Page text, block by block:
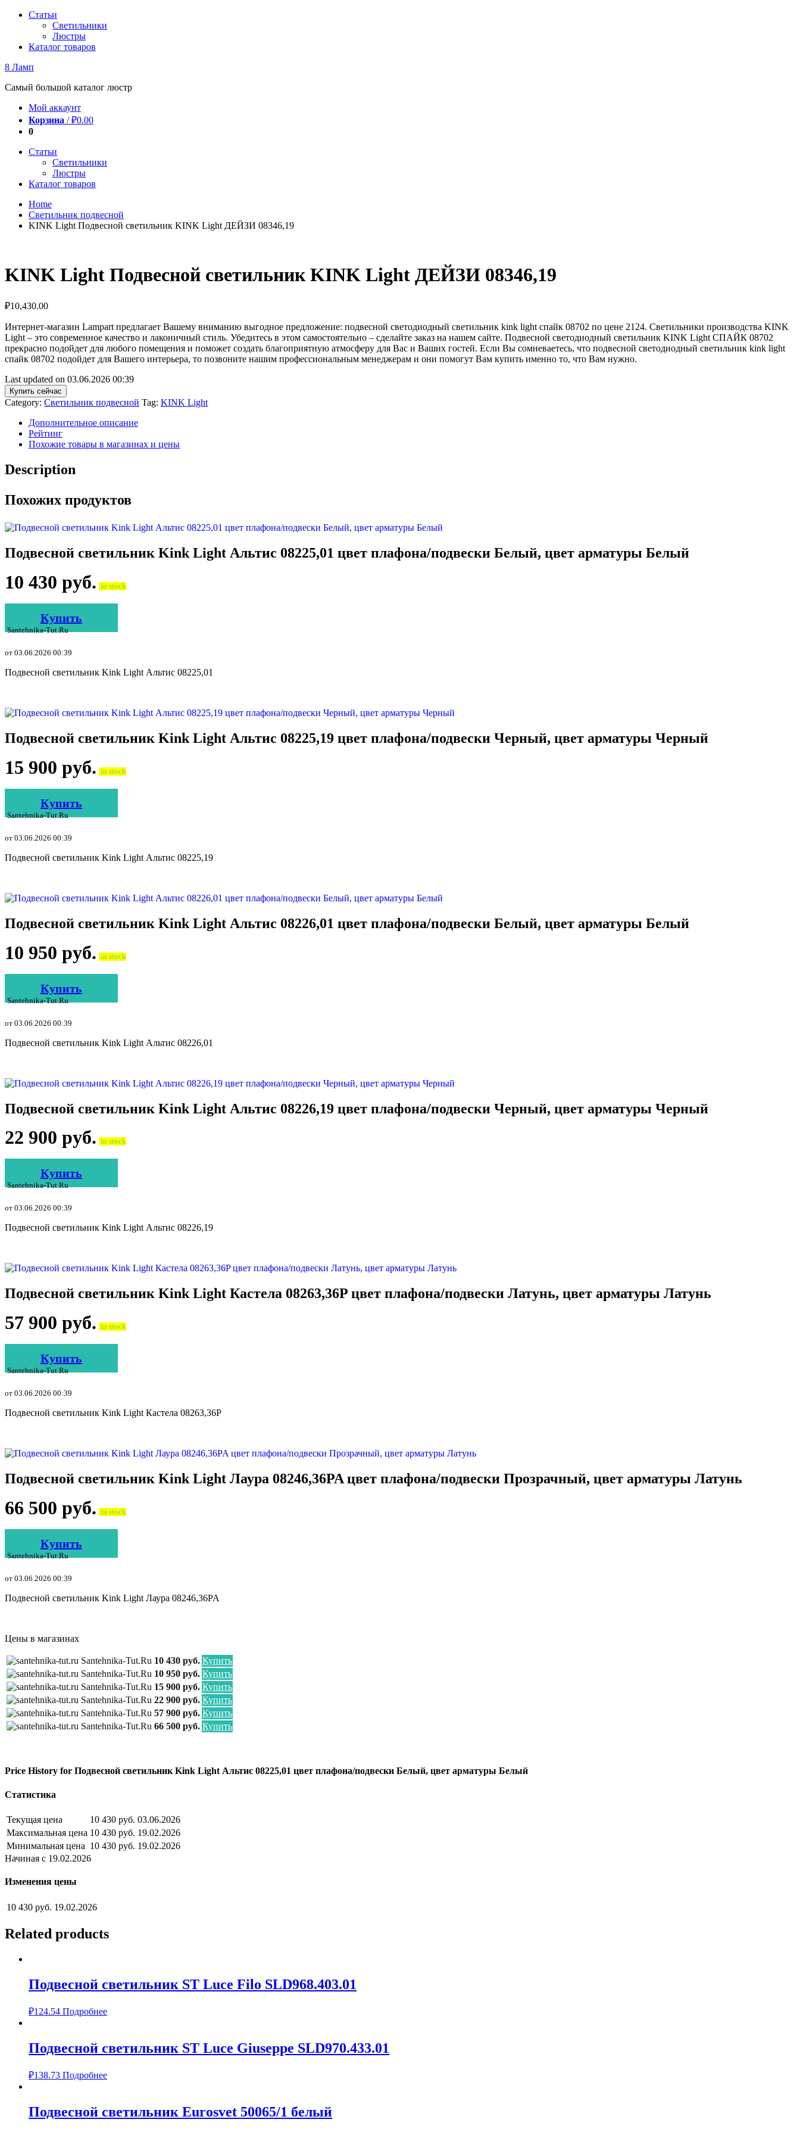
Перейти
содержимому
Статьи
Светильники
Люстры
Каталог товаров
8 Ламп
Самый большой каталог люстр
Мой аккаунт
Корзина /₽0.00
0
Статьи
Светильники
Люстры
Каталог товаров
Home
Светильник подвесной
KINK Light Подвесной светильник KINK Light ДЕЙЗИ 08346,19
KINK Light Подвесной светильник KINK Light ДЕЙЗИ 08346,19
₽10,430.00
Интернет-магазин Lampart предлагает Вашему вниманию выгодное предложение: подвесной светодиодный светильник kink light спайк 08702 по цене 2124. Светильники производства KINK
Light – это современное качество и лаконичный стиль. Убедитесь в этом самостоятельно – сделайте заказ на нашем сайте. Подвесной светодиодный светильник KINK Light СПАЙК 08702
прекрасно подойдет для любого помещения и поможет создать благоприятную атмосферу для Вас и Ваших гостей. Если Вы сомневаетесь, что подвесной светодиодный светильник kink light
спайк 08702 подойдет для Вашего интерьера, то позвоните нашим профессиональным менеджерам и они помогут Вам купить именно то, что Вам нужно.
Last updated on 03.06.2026 00:39
Купить сейчас
Category: Светильник подвесной Tag: KINK Light
Дополнительное описание
Рейтинг
Похожие товары в магазинах и цены
Description
Похожих продуктов
Подвесной светильник Kink Light Альтис 08225,01 цвет плафона/подвески Белый, цвет арматуры Белый
10 430 руб. in stock
Купить
Santehnika-Tut.ru
от 03.06.2026 00:39
Подвесной светильник Kink Light Альтис 08225,01
Подвесной светильник Kink Light Альтис 08225,19 цвет плафона/подвески Черный, цвет арматуры Черный
15 900 руб. in stock
Купить
Santehnika-Tut.ru
от 03.06.2026 00:39
Подвесной светильник Kink Light Альтис 08225,19
Подвесной светильник Kink Light Альтис 08226,01 цвет плафона/подвески Белый, цвет арматуры Белый
10 950 руб. in stock
Купить
Santehnika-Tut.ru
от 03.06.2026 00:39
Подвесной светильник Kink Light Альтис 08226,01
Подвесной светильник Kink Light Альтис 08226,19 цвет плафона/подвески Черный, цвет арматуры Черный
22 900 руб. in stock
Купить
Santehnika-Tut.ru
от 03.06.2026 00:39
Подвесной светильник Kink Light Альтис 08226,19
Подвесной светильник Kink Light Кастела 08263,36P цвет плафона/подвески Латунь, цвет арматуры Латунь
57 900 руб. in stock
Купить
Santehnika-Tut.ru
от 03.06.2026 00:39
Подвесной светильник Kink Light Кастела 08263,36P
Подвесной светильник Kink Light Лаура 08246,36PA цвет плафона/подвески Прозрачный, цвет арматуры Латунь
66 500 руб. in stock
Купить
Santehnika-Tut.ru
от 03.06.2026 00:39
Подвесной светильник Kink Light Лаура 08246,36PA
Цены в магазинах
Santehnika-Tut.ru 10 430 руб. Купить
Santehnika-Tut.ru 10 950 руб. Купить
Santehnika-Tut.ru 15 900 руб. Купить
Santehnika-Tut.ru 22 900 руб. Купить
Santehnika-Tut.ru 57 900 руб. Купить
Santehnika-Tut.ru 66 500 руб. Купить
Price History for Подвесной светильник Kink Light Альтис 08225,01 цвет плафона/подвески Белый, цвет арматуры Белый
Статистика
Текущая цена 10 430 руб. 03.06.2026
Максимальная цена 10 430 руб. 19.02.2026
Минимальная цена 10 430 руб. 19.02.2026
Начиная с 19.02.2026
Изменения цены
10 430 руб. 19.02.2026
Related products
Подвесной светильник ST Luce Filo SLD968.403.01
₽124.54 Подробнее
Подвесной светильник ST Luce Giuseppe SLD970.433.01
₽138.73 Подробнее
Подвесной светильник Eurosvet 50065/1 белый